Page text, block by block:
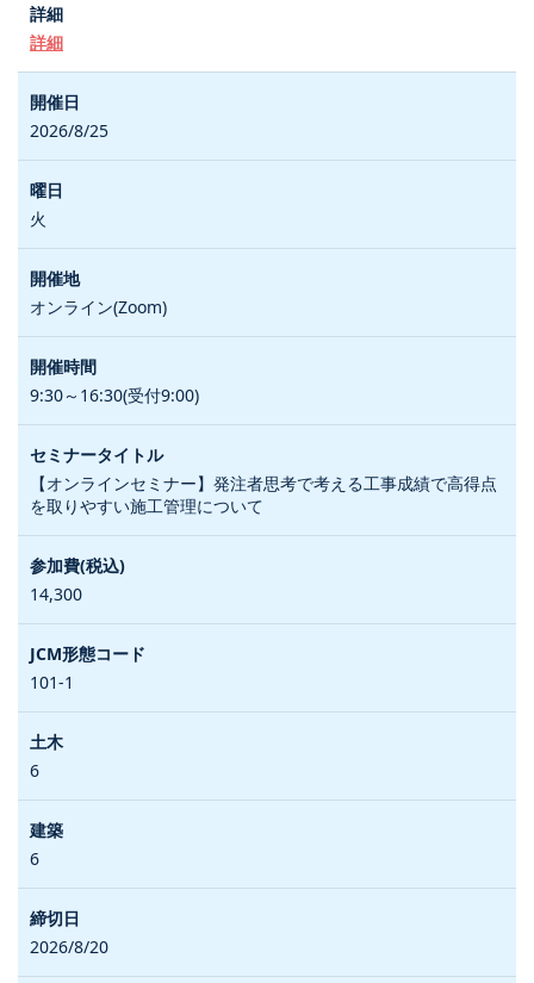
詳細
2026/8/25
火
オンライン(Zoom)
9:30～16:30(受付9:00)
【オンラインセミナー】発注者思考で考える工事成績で高得点
を取りやすい施工管理について
14,300
101-1
6
6
2026/8/20